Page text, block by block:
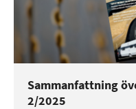
Sammanfattning
2/2025